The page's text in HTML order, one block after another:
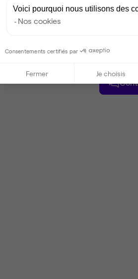
Partenaire depuis 2018
Répond dans la journée
Locataires trouvés sur Ubiq :
Voici pourquoi nous utilisons des
Nos cookies
Consentements certifiés par
Fermer Je choisis